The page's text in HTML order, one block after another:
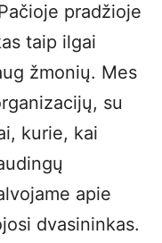
pradžioje
taip ilgai
žmonių. Mes
su
kurie, kai
apie
dvasininkas.